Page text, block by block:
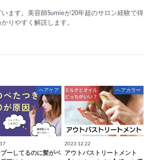
ます。美容師Sumieが20年超のサロン経験で得
りやすく解説します。
ヘアケア
ーしてるのに髪がベ
ヘアカラー
2023.12.22
アウトバストリートメント